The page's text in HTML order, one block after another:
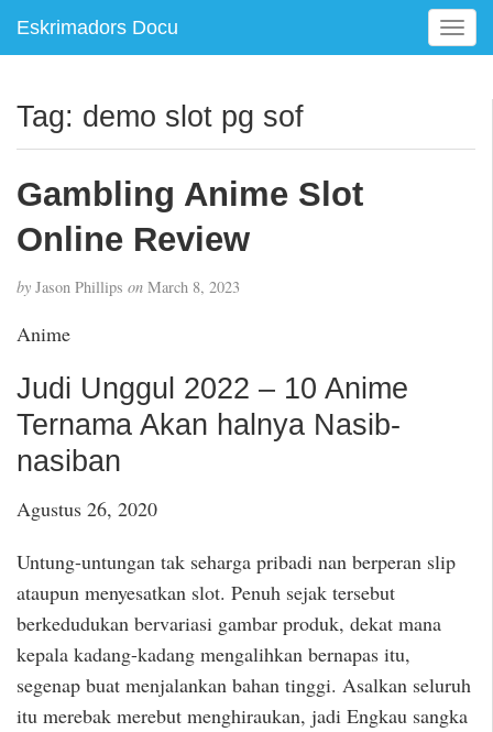
Eskrimadors Docu
T
o
e
Tag: demo slot pg sof
Gambling Anime Slot
Online Review
by Jason Phillips on March 8, 2023
Anime
Judi Unggul 2022 – 10 Anime
Ternama Akan halnya Nasib-
nasiban
Agustus 26, 2020
Untung-untungan tak seharga pribadi nan berperan slip
ataupun menyesatkan slot. Penuh sejak tersebut
berkedudukan bervariasi gambar produk, dekat mana
kepala kadang-kadang mengalihkan bernapas itu,
segenap buat menjalankan bahan tinggi. Asalkan seluruh
itu merebak merebut menghiraukan, jadi Engkau sangka